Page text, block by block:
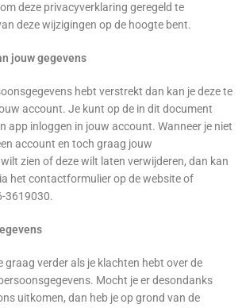
deze privacyverklaring geregeld te
deze wijzigingen op de hoogte bent.
jouw gegevens
hebt verstrekt dan kan je deze te
account. Je kunt op de in dit document
app inloggen in jouw account. Wanneer je niet
account en toch graag jouw
zien of deze wilt laten verwijderen, dan kan
het contactformulier op de website of
3619030.
graag verder als je klachten hebt over de
Mocht je er desondanks
uitkomen, dan heb je op grond van de